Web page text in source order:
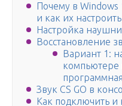
Почему в
и как их настроить
Настройка
Восстановление
Вариант 1:
компьютере
программная
Звук CS GO в
Как подключить и